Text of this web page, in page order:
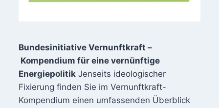
Bundesinitiative Vernunftkraft –
Kompendium für eine vernünftige
Energiepolitik Jenseits ideologischer
Fixierung finden Sie im Vernunftkraft-
Kompendium einen umfassenden Überblick